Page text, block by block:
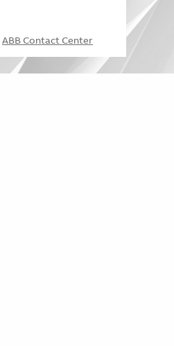
ABB Contact Center